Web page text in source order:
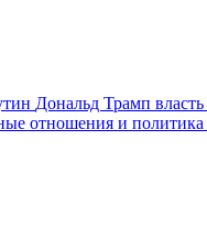
Дональд Трамп власть
отношения и политика